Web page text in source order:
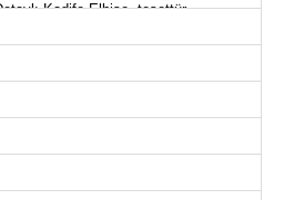
Kadife Elbise, tesettür
Sonbahar ve kış aylarında
bu elbise, 30 derecede hassas
Kaliteli kadife
gömlek yaka tasarımına sahip
ile kolay kullanım sunar.
konforlu bir deneyim vaat eder.
ve özel tasarım kemer ile stilinizi
kısmında şık bir dikiş detayına
Ürünle birlikte gelen kemer,